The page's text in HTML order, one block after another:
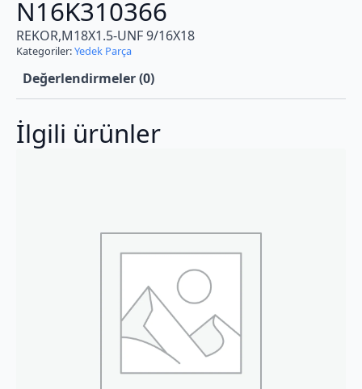
N16K310366
REKOR,M18X1.5-UNF 9/16X18
Kategoriler:Yedek Parça
Değerlendirmeler (0)
İlgili ürünler